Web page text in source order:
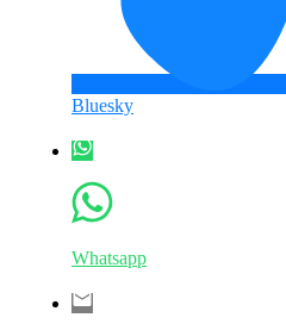
Bluesky
Whatsapp